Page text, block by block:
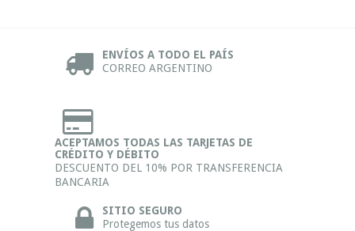
ENVÍOS A TODO EL PAÍS
CORREO ARGENTINO
ACEPTAMOS TODAS LAS TARJETAS DE
CRÉDITO Y DÉBITO
DESCUENTO DEL 10% POR TRANSFERENCIA
BANCARIA
SITIO SEGURO
Protegemos tus datos